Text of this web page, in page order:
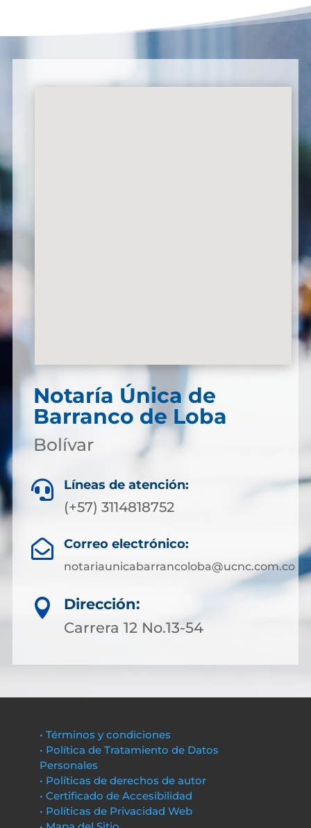
Notaría Única de
Barranco de Loba
Bolívar
 Líneas de atención:
(+57) 3114818752
 Correo electrónico:
notariaunicabarrancoloba@ucnc.com.co

Dirección:
Carrera 12 No.13-54
• Términos y condiciones
• Política de Tratamiento de Datos
Personales
• Políticas de derechos de autor
• Certificado de Accesibilidad
• Políticas de Privacidad Web